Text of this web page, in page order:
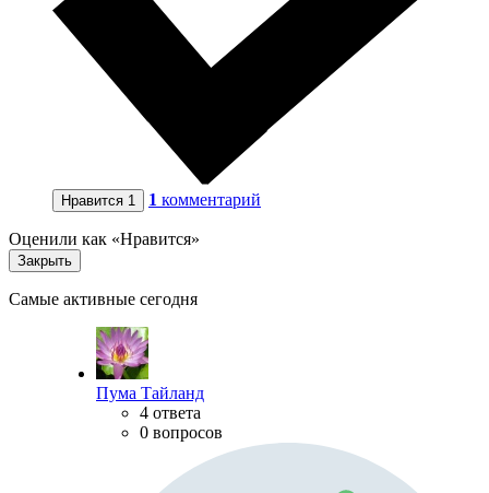
Нравится 1 1 комментарий
Оценили как «Нравится»
Закрыть
Самые активные сегодня
Пума Тайланд
4 ответа
0 вопросов